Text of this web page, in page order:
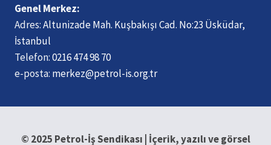
Genel Merkez:
Adres:Altunizade Mah. Kuşbakışı Cad. No:23 Üsküdar,
İstanbul
Telefon:0216 474 98 70
e-posta: merkez@petrol-is.org.tr
© 2025 Petrol-İş Sendikası | İçerik, yazılı ve görsel